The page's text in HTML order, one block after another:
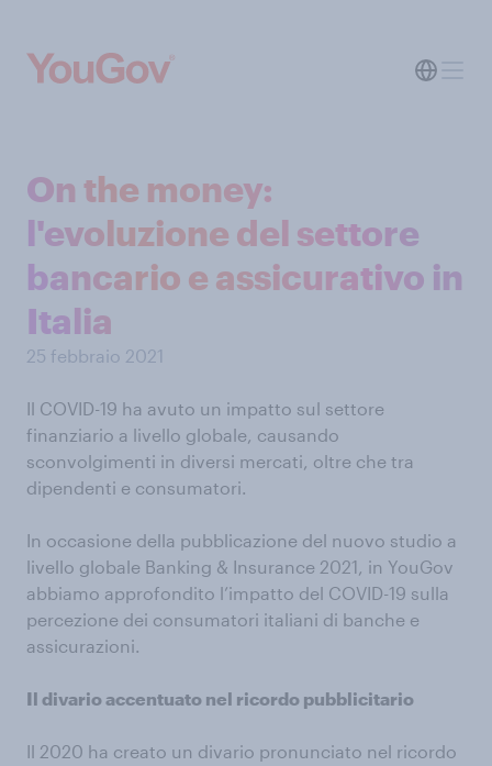
On the money:
l'evoluzione del settore
bancario e assicurativo in
Italia
25 febbraio 2021
Il COVID-19 ha avuto un impatto sul settore
finanziario a livello globale, causando
sconvolgimenti in diversi mercati, oltre che tra
dipendenti e consumatori.
In occasione della pubblicazione del nuovo studio a
livello globale Banking & Insurance 2021, in YouGov
abbiamo approfondito l’impatto del COVID-19 sulla
percezione dei consumatori italiani di banche e
assicurazioni.
Il divario accentuato nel ricordo pubblicitario
Il 2020 ha creato un divario pronunciato nel ricordo